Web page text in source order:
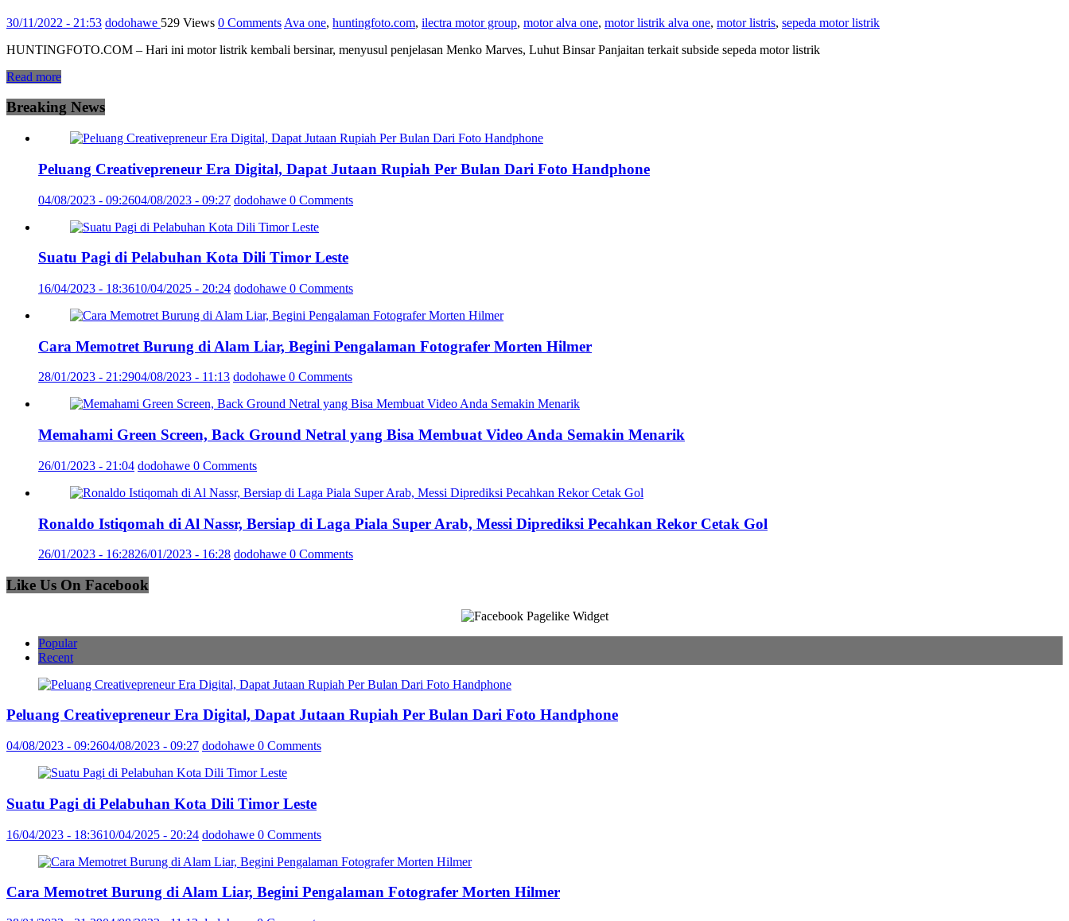
30/11/2022 - 21:53 dodohawe 529 Views 0 Comments Ava one, huntingfoto.com, ilectra motor group, motor alva one, motor listrik alva one, motor listris, sepeda motor listrik
HUNTINGFOTO.COM – Hari ini motor listrik kembali bersinar, menyusul penjelasan Menko Marves, Luhut Binsar Panjaitan terkait subside sepeda motor listrik
Read more
Breaking News
Peluang Creativepreneur Era Digital, Dapat Jutaan Rupiah Per Bulan Dari Foto Handphone
04/08/2023 - 09:2604/08/2023 - 09:27 dodohawe 0 Comments
Suatu Pagi di Pelabuhan Kota Dili Timor Leste
16/04/2023 - 18:3610/04/2025 - 20:24 dodohawe 0 Comments
Cara Memotret Burung di Alam Liar, Begini Pengalaman Fotografer Morten Hilmer
28/01/2023 - 21:2904/08/2023 - 11:13 dodohawe 0 Comments
Memahami Green Screen, Back Ground Netral yang Bisa Membuat Video Anda Semakin Menarik
26/01/2023 - 21:04 dodohawe 0 Comments
Ronaldo Istiqomah di Al Nassr, Bersiap di Laga Piala Super Arab, Messi Diprediksi Pecahkan Rekor Cetak Gol
26/01/2023 - 16:2826/01/2023 - 16:28 dodohawe 0 Comments
Like Us On Facebook
Popular
Recent
Peluang Creativepreneur Era Digital, Dapat Jutaan Rupiah Per Bulan Dari Foto Handphone
04/08/2023 - 09:2604/08/2023 - 09:27 dodohawe 0 Comments
Suatu Pagi di Pelabuhan Kota Dili Timor Leste
16/04/2023 - 18:3610/04/2025 - 20:24 dodohawe 0 Comments
Cara Memotret Burung di Alam Liar, Begini Pengalaman Fotografer Morten Hilmer